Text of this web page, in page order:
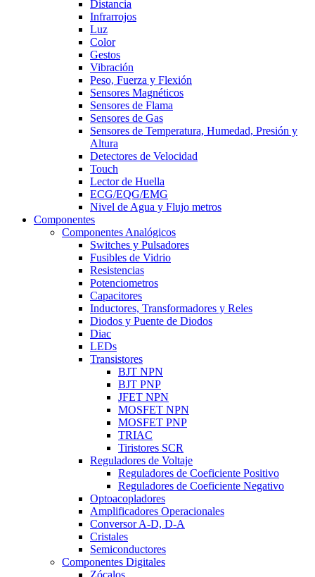
Distancia
Infrarrojos
Luz
Color
Gestos
Vibración
Peso, Fuerza y Flexión
Sensores Magnéticos
Sensores de Flama
Sensores de Gas
Sensores de Temperatura, Humedad, Presión y
Altura
Detectores de Velocidad
Touch
Lector de Huella
ECG/EQG/EMG
Nivel de Agua y Flujo metros
Componentes
Componentes Analógicos
Switches y Pulsadores
Fusibles de Vidrio
Resistencias
Potenciometros
Capacitores
Inductores, Transformadores y Reles
Diodos y Puente de Diodos
Diac
LEDs
Transistores
BJT NPN
BJT PNP
JFET NPN
MOSFET NPN
MOSFET PNP
TRIAC
Tiristores SCR
Reguladores de Voltaje
Reguladores de Coeficiente Positivo
Reguladores de Coeficiente Negativo
Optoacopladores
Amplificadores Operacionales
Conversor A-D, D-A
Cristales
Semiconductores
Componentes Digitales
Zócalos